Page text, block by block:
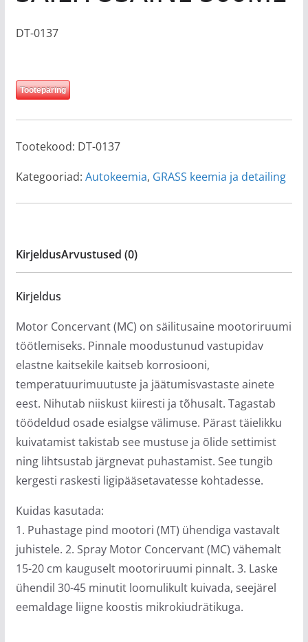
DT-0137
Tootepäring
Tootekood: DT-0137
Kategooriad: Autokeemia, GRASS keemia ja detailing
KirjeldusArvustused (0)
Kirjeldus
Motor Conсervant (MC) on säilitusaine mootoriruumi
töötlemiseks. Pinnale moodustunud vastupidav
elastne kaitsekile kaitseb korrosiooni,
temperatuurimuutuste ja jäätumisvastaste ainete
eest. Nihutab niiskust kiiresti ja tõhusalt. Tagastab
töödeldud osade esialgse välimuse. Pärast täielikku
kuivatamist takistab see mustuse ja õlide settimist
ning lihtsustab järgnevat puhastamist. See tungib
kergesti raskesti ligipääsetavatesse kohtadesse.
Kuidas kasutada:
1. Puhastage pind mootori (MT) ühendiga vastavalt
juhistele. 2. Spray Motor Concervant (MC) vähemalt
15-20 cm kauguselt mootoriruumi pinnalt. 3. Laske
ühendil 30-45 minutit loomulikult kuivada, seejärel
eemaldage liigne koostis mikrokiudrätikuga.